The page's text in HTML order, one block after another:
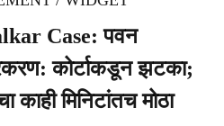
Case: पवन
कोर्टाकडून झटका;
काही मिनिटांतच मोठा